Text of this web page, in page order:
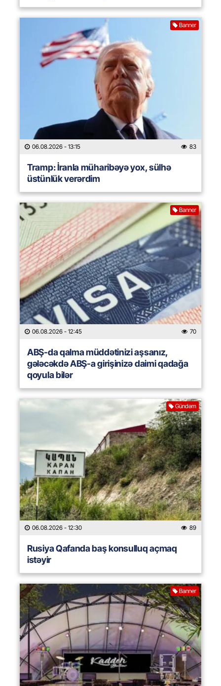
Banner
06.08.2026 - 13:15 83
Tramp: İranla müharibəyə yox, sülhə
üstünlük verərdim
Banner
06.08.2026 - 12:45 70
ABŞ-da qalma müddətinizi aşsanız,
gələcəkdə ABŞ-a girişinizə daimi qadağa
qoyula bilər
Gündəm
06.08.2026 - 12:30 89
Rusiya Qafanda baş konsulluq açmaq
istəyir
Banner